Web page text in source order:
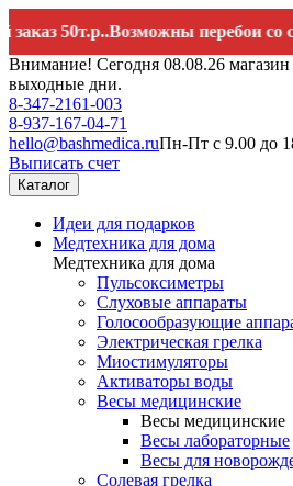
перебои со
Внимание! Сегодня 08.08.26
выходные дни.
8-347-2161-003
8-937-167-04-71
hello@bashmedica.ruПн-Пт с 9.00 до
Выписать счет
Каталог
Идеи для подарков
Медтехника для дома
Медтехника для дома
Пульсоксиметры
Слуховые аппараты
Голосообразующие
Электрическая грелка
Миостимуляторы
Активаторы воды
Весы медицинские
Весы медицинские
Весы лабораторные
Весы для
Солевая грелка